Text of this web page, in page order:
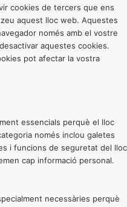
cookies de tercers que ens
aquest lloc web. Aquestes
només amb el vostre
aquestes cookies.
pot afectar la vostra
essencials perquè el lloc
només inclou galetes
i funcions de seguretat del lloc
cap informació personal.
necessàries perquè